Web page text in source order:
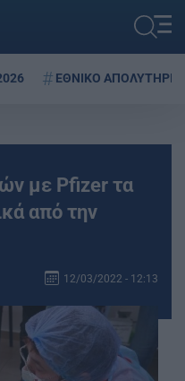
ΕΘΝΙΚΟ ΑΠΟΛΥΤΗΡΙΟ
με Pfizer τα
από την
12/03/2022 - 12:13